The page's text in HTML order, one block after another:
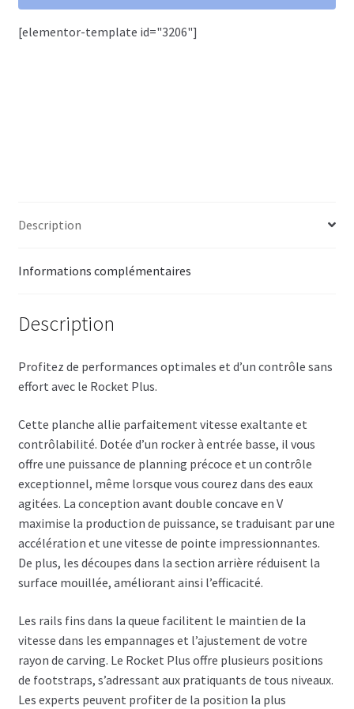
Team
[elementor-template id="3206"]
Description
Informations complémentaires
Description
Profitez de performances optimales et d’un contrôle sans
effort avec le Rocket Plus.
Cette planche allie parfaitement vitesse exaltante et
contrôlabilité. Dotée d’un rocker à entrée basse, il vous
offre une puissance de planning précoce et un contrôle
exceptionnel, même lorsque vous courez dans des eaux
agitées. La conception avant double concave en V
maximise la production de puissance, se traduisant par une
accélération et une vitesse de pointe impressionnantes.
De plus, les découpes dans la section arrière réduisent la
surface mouillée, améliorant ainsi l’efficacité.
Les rails fins dans la queue facilitent le maintien de la
vitesse dans les empannages et l’ajustement de votre
rayon de carving. Le Rocket Plus offre plusieurs positions
de footstraps, s’adressant aux pratiquants de tous niveaux.
Les experts peuvent profiter de la position la plus